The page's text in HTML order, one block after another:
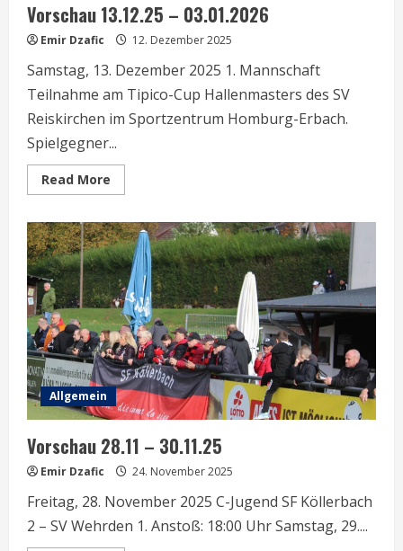
Vorschau 13.12.25 – 03.01.2026
Emir Dzafic 12. Dezember 2025
Samstag, 13. Dezember 2025 1. Mannschaft
Teilnahme am Tipico-Cup Hallenmasters des SV
Reiskirchen im Sportzentrum Homburg-Erbach.
Spielgegner...
Read More
more
13.12.25
–
03.01.2026
Allgemein
Vorschau 28.11 – 30.11.25
Emir Dzafic 24. November 2025
Freitag, 28. November 2025 C-Jugend SF Köllerbach
2 – SV Wehrden 1. Anstoß: 18:00 Uhr Samstag, 29....